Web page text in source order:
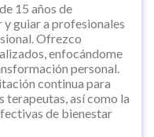
15 años de
guiar a profesionales
Ofrezco
enfocándome
personal.
continua para
así como la
de bienestar